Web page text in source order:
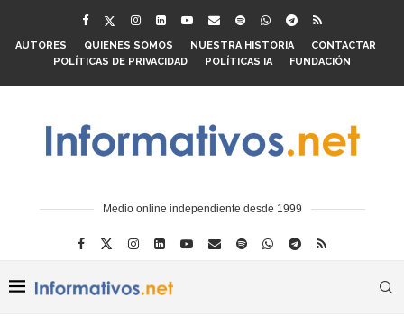
AUTORES QUIENES SOMOS NUESTRA HISTORIA
CONTACTAR
POLÍTICAS DE PRIVACIDAD
POLÍTICAS IA FUNDACIÓN
Medio online independiente desde 1999